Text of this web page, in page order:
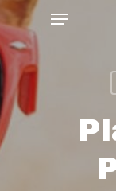
Skip
to
main
Menu